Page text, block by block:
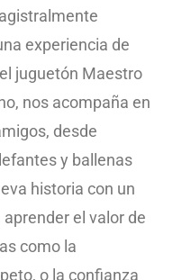
experiencia de
juguetón Maestro
nos acompaña en
desde
y ballenas
historia con un
el valor de
como la
o la confianza